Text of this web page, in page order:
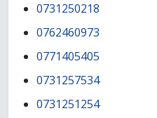
0731250218
0762460973
0771405405
0731257534
0731251254